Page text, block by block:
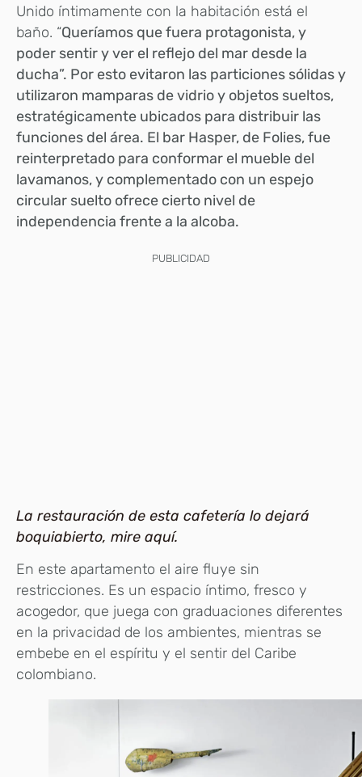
Unido íntimamente con la habitación está el
baño. “Queríamos que fuera protagonista, y
poder sentir y ver el reflejo del mar desde la
ducha”. Por esto evitaron las particiones sólidas y
utilizaron mamparas de vidrio y objetos sueltos,
estratégicamente ubicados para distribuir las
funciones del área. El bar Hasper, de Folies, fue
reinterpretado para conformar el mueble del
lavamanos, y complementado con un espejo
circular suelto ofrece cierto nivel de
independencia frente a la alcoba.
PUBLICIDAD
La restauración de esta cafetería lo dejará
boquiabierto, mire aquí.
En este apartamento el aire fluye sin
restricciones. Es un espacio íntimo, fresco y
acogedor, que juega con graduaciones diferentes
en la privacidad de los ambientes, mientras se
embebe en el espíritu y el sentir del Caribe
colombiano.